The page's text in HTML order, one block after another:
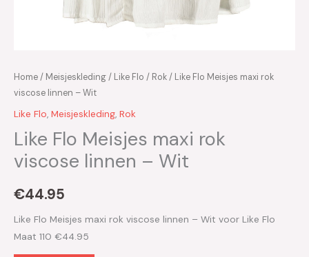
Home/ Meisjeskleding/ Like Flo / Rok/ Like Flo Meisjes maxi rok
viscose linnen – Wit
Like Flo, Meisjeskleding, Rok
Like Flo Meisjes maxi rok
viscose linnen – Wit
€44.95
Like Flo Meisjes maxi rok viscose linnen – Wit voor Like Flo
Maat 110 €44.95